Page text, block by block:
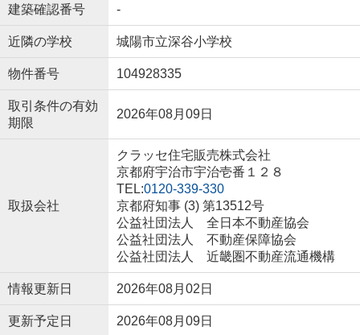
建築確認番号 -
近隣の学校 城陽市立深谷小学校
物件番号 104928335
取引条件の有効
期限
2026年08月09日
取扱会社
クラッセ住宅販売株式会社
京都府宇治市宇治壱番１２８
TEL:0120-339-330
京都府知事 (3) 第13512号
公益社団法人 全日本不動産協会
公益社団法人 不動産保障協会
公益社団法人 近畿圏不動産流通機構
情報更新日 2026年08月02日
更新予定日 2026年08月09日